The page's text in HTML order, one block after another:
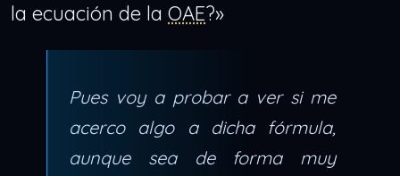
la ecuación de la OAE?»
Pues voy a probar a ver si me
acerco algo a dicha fórmula,
aunque sea de forma muy